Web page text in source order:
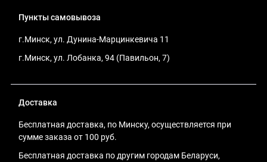
Доставка
Бесплатная доставка, по Минску, осуществляется при
сумме заказа от 100 руб.
Бесплатная доставка по другим городам Беларуси,
Пункты самовывоза
г.Минск, ул. Дунина-Марцинкевича 11
г.Минск, ул. Лобанка, 94 (Павильон, 7)